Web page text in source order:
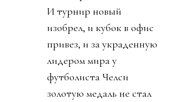
И турнир новый
изобрел, и кубок в офис
привез, и за украденную
лидером мира у
футболиста Челси
золотую медаль не стал